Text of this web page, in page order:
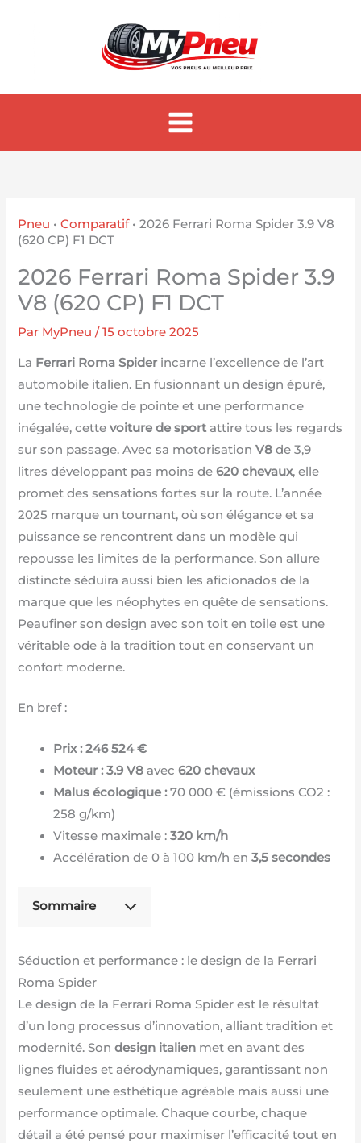
Pneu •Comparatif•2026 Ferrari Roma Spider 3.9 V8
(620 CP) F1 DCT
2026 Ferrari Roma Spider 3.9
V8 (620 CP) F1 DCT
Par MyPneu/15 octobre 2025
La Ferrari Roma Spiderincarne l’excellence de l’art
automobile italien. En fusionnant un design épuré,
une technologie de pointe et une performance
inégalée, cettevoiture de sportattire tous les regards
sur son passage. Avec sa motorisationV8 de 3,9
litres développant pas moins de620 chevaux, elle
promet des sensations fortes sur la route. L’année
2025 marque un tournant, où son élégance et sa
puissance se rencontrent dans un modèle qui
repousse les limites de la performance. Son allure
distincte séduira aussi bien les aficionados de la
marque que les néophytes en quête de sensations.
Peaufiner son design avec son toit en toile est une
véritable ode à la tradition tout en conservant un
confort moderne.
En bref :
Prix : 246 524 €
Moteur : 3.9 V8 avec620 chevaux
Malus écologique :70 000 € (émissions CO2 :
258 g/km)
Vitesse maximale :320 km/h
Accélération de 0 à 100 km/h en3,5 secondes
Sommaire
Séduction et performance : le design de la Ferrari
Roma Spider
Le design de la Ferrari Roma Spider est le résultat
d’un long processus d’innovation, alliant tradition et
modernité. Sondesign italien met en avant des
lignes fluides et aérodynamiques, garantissant non
seulement une esthétique agréable mais aussi une
performance optimale. Chaque courbe, chaque
détail a été pensé pour maximiser l’efficacité tout en